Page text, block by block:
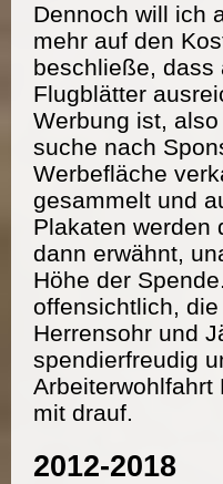
Dennoch will ich
mehr auf den
beschließe, dass
Flugblätter
Werbung ist,
suche nach
Werbefläche
gesammelt und
Plakaten werden
dann erwähnt,
Höhe der
offensichtlich,
Herrensohr und
spendierfreudig
Arbeiterwohlfahrt
mit drauf.
2012-2018